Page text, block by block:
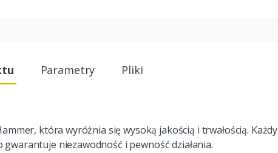
Parametry Pliki
która wyróżnia się wysoką jakością i trwałością. Każdy
niezawodność i pewność działania.